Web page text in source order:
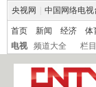
央视网 中国网络电视
首页 新闻 经济 体
电视
频道大全 栏